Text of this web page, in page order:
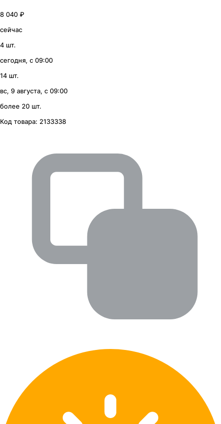
8 040 ₽
сейчас
4 шт.
сегодня, с 09:00
14 шт.
вс, 9 августа, с 09:00
более 20 шт.
Код товара: 2133338